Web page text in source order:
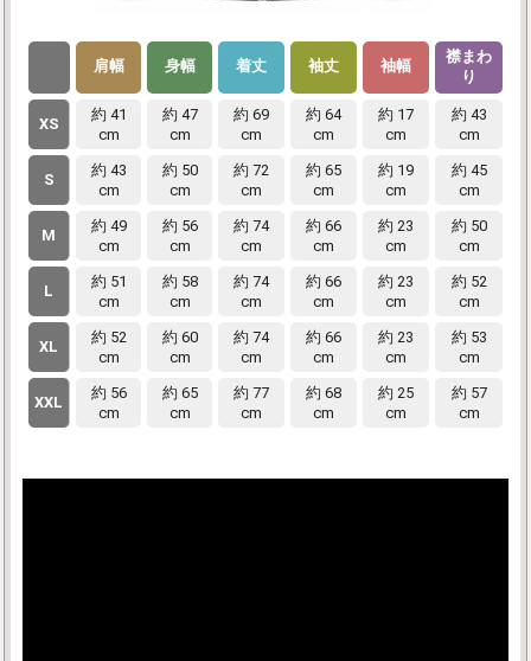
肩幅 身幅 着丈 袖丈 袖幅
襟まわ
り
XS
約 41
cm
約 47
cm
約 69
cm
約 64
cm
約 17
cm
約 43
cm
S
約 43
cm
約 50
cm
約 72
cm
約 65
cm
約 19
cm
約 45
cm
M
約 49
cm
約 56
cm
約 74
cm
約 66
cm
約 23
cm
約 50
cm
L
約 51
cm
約 58
cm
約 74
cm
約 66
cm
約 23
cm
約 52
cm
XL
約 52
cm
約 60
cm
約 74
cm
約 66
cm
約 23
cm
約 53
cm
XXL
約 56
cm
約 65
cm
約 77
cm
約 68
cm
約 25
cm
約 57
cm